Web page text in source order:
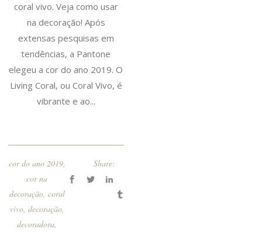
coral vivo. Veja como usar
na decoração! Após
extensas pesquisas em
tendências, a Pantone
elegeu a cor do ano 2019. O
Living Coral, ou Coral Vivo, é
vibrante e ao...
cor do ano 2019,
cor na
decoração, coral
vivo, decoração,
decoradora,
Share: